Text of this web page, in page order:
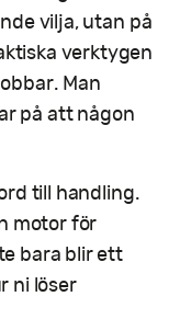
vilja, utan på
verktygen
Man
på att någon
till handling.
motor för
bara blir ett
ni löser